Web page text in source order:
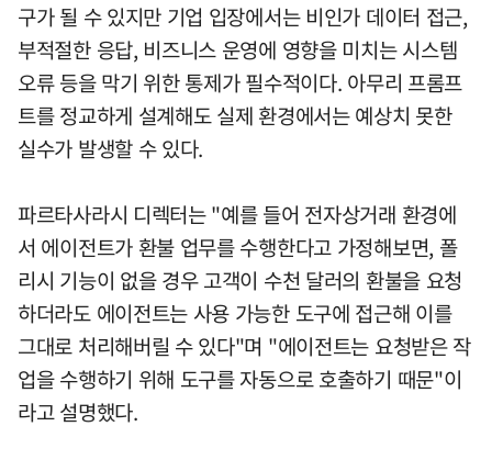
구가 될 수 있지만 기업 입장에서는 비인가 데이터 접근,
부적절한 응답, 비즈니스 운영에 영향을 미치는 시스템
오류 등을 막기 위한 통제가 필수적이다. 아무리 프롬프
트를 정교하게 설계해도 실제 환경에서는 예상치 못한
실수가 발생할 수 있다.
파르타사라시 디렉터는 "예를 들어 전자상거래 환경에
서 에이전트가 환불 업무를 수행한다고 가정해보면, 폴
리시 기능이 없을 경우 고객이 수천 달러의 환불을 요청
하더라도 에이전트는 사용 가능한 도구에 접근해 이를
그대로 처리해버릴 수 있다"며 "에이전트는 요청받은 작
업을 수행하기 위해 도구를 자동으로 호출하기 때문"이
라고 설명했다.